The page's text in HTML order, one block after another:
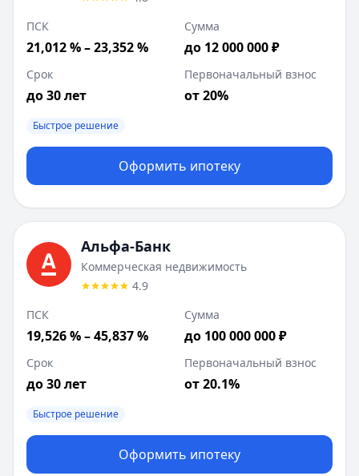
ПСК
21,012 % – 23,352 %
Сумма
до 12 000 000 ₽
Срок
до 30 лет
Первоначальный взнос
от 20%
Быстрое решение
Оформить ипотеку
Альфа-Банк
Коммерческая недвижимость
4.9
ПСК
19,526 % – 45,837 %
Сумма
до 100 000 000 ₽
Срок
до 30 лет
Первоначальный взнос
от 20.1%
Быстрое решение
Оформить ипотеку